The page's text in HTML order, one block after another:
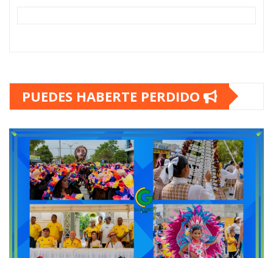
PUEDES HABERTE PERDIDO